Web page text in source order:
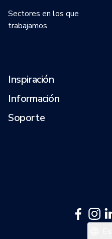
Sectores en los que
trabajamos
Inspiración
Información
Soporte